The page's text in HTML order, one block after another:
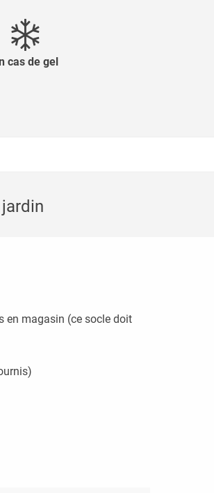
cas de gel
en magasin (ce socle doit